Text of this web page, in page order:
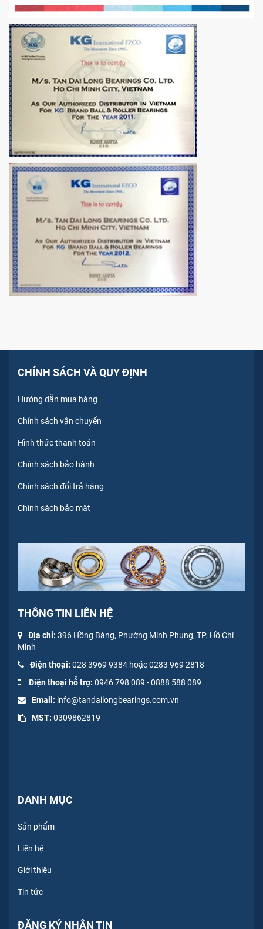
CHÍNH SÁCH VÀ QUY ĐỊNH
Hướng dẫn mua hàng
Chính sách vận chuyển
Hình thức thanh toán
Chính sách bảo hành
Chính sách đổi trả hàng
Chính sách bảo mật
THÔNG TIN LIÊN HỆ
Địa chỉ: 396 Hồng Bàng, Phường Minh Phụng, TP. Hồ Chí
Minh
Điện thoại: 028 3969 9384 hoặc 0283 969 2818
Điện thoại hỗ trợ: 0946 798 089 -0888 588 089
Email: info@tandailongbearings.com.vn
MST: 0309862819
DANH MỤC
Sản phẩm
Liên hệ
Giới thiệu
Tin tức
ĐĂNG KÝ NHẬN TIN